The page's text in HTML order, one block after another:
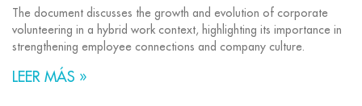
The document discusses the growth and evolution of corporate
volunteering in a hybrid work context, highlighting its importance in
strengthening employee connections and company culture.
LEER MÁS »